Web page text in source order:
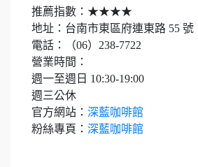
推薦指數：★★★★
地址：台南市東區府連東路 55 號
電話：（06）238-7722
營業時間：
週一至週日 10:30-19:00
週三公休
官方網站： 深藍咖啡館
粉絲專頁： 深藍咖啡館